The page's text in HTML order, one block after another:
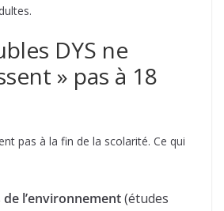
DYS ne
» pas à 18
pas à la fin de la scolarité. Ce qui
de l’environnement(études